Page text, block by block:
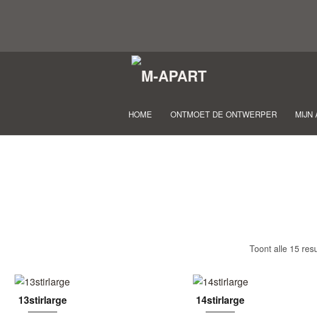
HOME ONTMOET DE ONTWERPER MIJN
Toont alle 15
13stirlarge 14stirlarge